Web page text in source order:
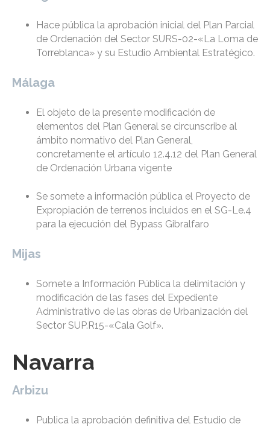
Hace pública la aprobación inicial del Plan Parcial
de Ordenación del Sector SURS-02-«La Loma de
Torreblanca» y su Estudio Ambiental Estratégico.
Málaga
El objeto de la presente modificación de
elementos del Plan General se circunscribe al
ámbito normativo del Plan General,
concretamente el artículo 12.4.12 del Plan General
de Ordenación Urbana vigente
Se somete a información pública el Proyecto de
Expropiación de terrenos incluidos en el SG-Le.4
para la ejecución del Bypass Gibralfaro
Mijas
Somete a Información Pública la delimitación y
modificación de las fases del Expediente
Administrativo de las obras de Urbanización del
Sector SUP.R15-«Cala Golf».
Navarra
Arbizu
Publica la aprobación definitiva del Estudio de